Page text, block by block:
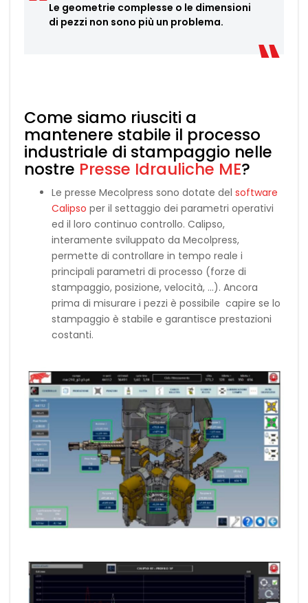
Le geometrie complesse o le dimensioni
di pezzi non sono più un problema.
Come siamo riusciti a
mantenere stabile il processo
industriale di stampaggio nelle
nostre Presse Idrauliche ME?
Le presse Mecolpress sono dotate del software
Calipso per il settaggio dei parametri operativi
ed il loro continuo controllo. Calipso,
interamente sviluppato da Mecolpress,
permette di controllare in tempo reale i
principali parametri di processo (forze di
stampaggio, posizione, velocità, …). Ancora
prima di misurare i pezzi è possibile capire se lo
stampaggio è stabile e garantisce prestazioni
costanti.